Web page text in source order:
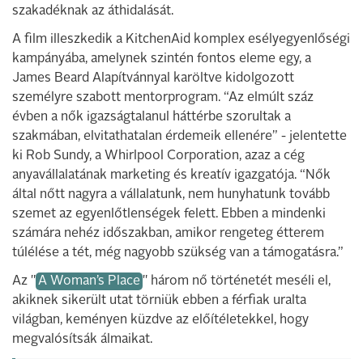
szakadéknak az áthidalását.
A film illeszkedik a KitchenAid komplex esélyegyenlőségi
kampányába, amelynek szintén fontos eleme egy, a
James Beard Alapítvánnyal karöltve kidolgozott
személyre szabott mentorprogram. “Az elmúlt száz
évben a nők igazságtalanul háttérbe szorultak a
szakmában, elvitathatalan érdemeik ellenére” - jelentette
ki Rob Sundy, a Whirlpool Corporation, azaz a cég
anyavállalatának marketing és kreatív igazgatója. “Nők
által nőtt nagyra a vállalatunk, nem hunyhatunk tovább
szemet az egyenlőtlenségek felett. Ebben a mindenki
számára nehéz időszakban, amikor rengeteg étterem
túlélése a tét, még nagyobb szükség van a támogatásra.”
Az " A Woman’s Place " három nő történetét meséli el,
akiknek sikerült utat törniük ebben a férfiak uralta
világban, keményen küzdve az előítéletekkel, hogy
megvalósítsák álmaikat.